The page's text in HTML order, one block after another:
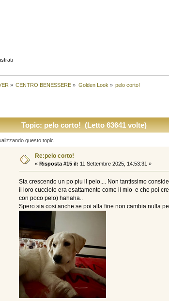
» CENTRO BENESSERE » Golden Look » pelo corto!
Topic: pelo corto! (Letto 63641 volte)
questo topic.
Re:pelo corto!
« Risposta #15 il: 11 Settembre 2025, 14:53:31 »
Sta crescendo un po piu il pelo.... Non tantissimo
il loro cucciolo era esattamente come il mio e che poi
con poco pelo) hahaha..
Spero sia cosi anche se poi alla fine non cambia nulla